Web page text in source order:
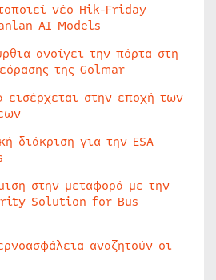
νέο Hik-Friday
AI Models
ανοίγει την πόρτα στη
της Golmar
εισέρχεται στην εποχή των
διάκριση για την ESA
στην μεταφορά με την
Solution for Bus
αναζητούν οι